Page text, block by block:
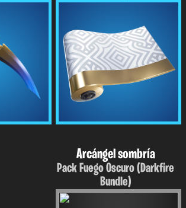
Arcángel sombría
Pack Fuego Oscuro (Darkfire
Bundle)